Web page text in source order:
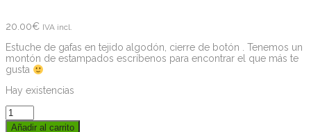
20.00€ IVA incl.
Estuche de gafas en tejido algodón, cierre de botón . Tenemos un
montón de estampados escríbenos para encontrar el que más te
gusta
Hay existencias
Añadir al carrito